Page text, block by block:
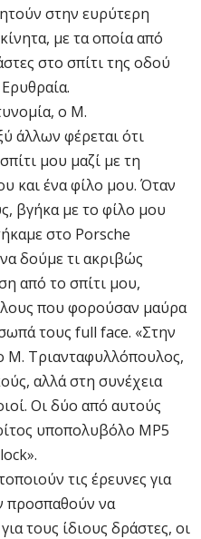
στην ευρύτερη
με τα οποία από
στο σπίτι της οδού
ο Μ.
άλλων φέρεται ότι
μου μαζί με τη
και ένα φίλο μου. Όταν
βγήκα με το φίλο μου
στο Porsche
δούμε τι ακριβώς
από το σπίτι μου,
που φορούσαν μαύρα
τους full face. «Στην
Μ. Τριανταφυλλόπουλος,
αλλά στη συνέχεια
Οι δύο από αυτούς
υποπολυβόλο MP5
τις έρευνες για
προσπαθούν να
τους ίδιους δράστες, οι